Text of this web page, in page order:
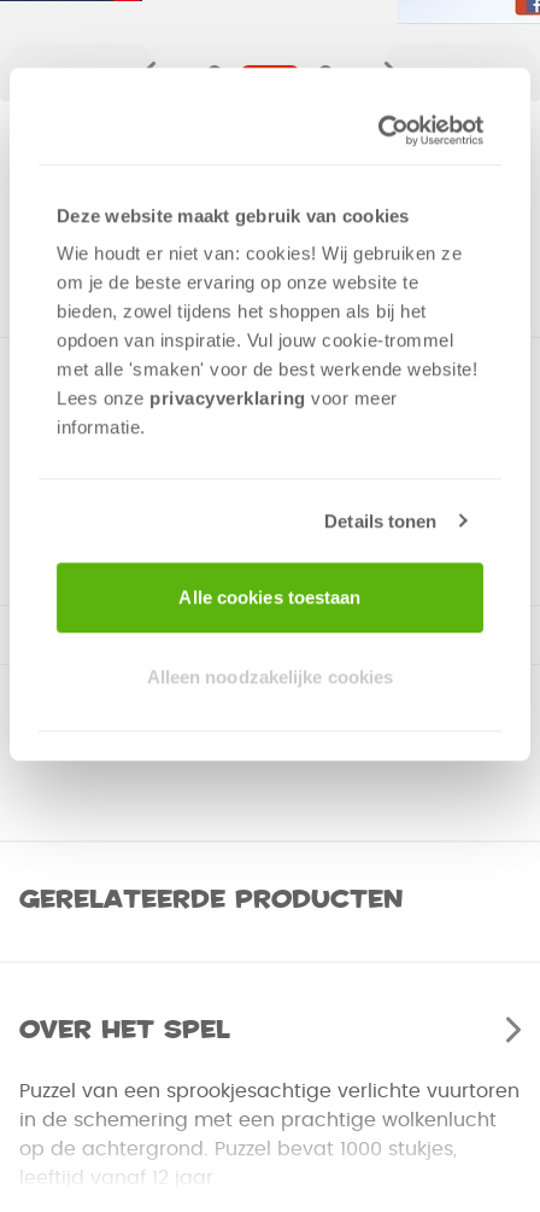
Deze website maakt gebruik van cookies
Wie houdt er niet van: cookies! Wij gebruiken ze
om je de beste ervaring op onze website te
bieden, zowel tijdens het shoppen als bij het
opdoen van inspiratie. Vul jouw cookie-trommel
met alle 'smaken' voor de best werkende website​!
Lees onze privacyverklaring voor meer
informatie.
Details tonen
Alle cookies toestaan
Alleen noodzakelijke cookies
ONTVANG 170 OVERWINNINGSPUNTEN
UIT HET ASSORTIMENT
Puzzel van een sprookjesachtige verlichte vuurtoren in de
schemering met een prachtige wolkenlucht op de
achtergrond. Puzzel bevat 1000 stukjes, leeftijd vanaf 12 jaar.
Gerelateerde producten
Over het spel
Puzzel van een sprookjesachtige verlichte vuurtoren
in de schemering met een prachtige wolkenlucht
op de achtergrond. Puzzel bevat 1000 stukjes,
leeftijd vanaf 12 jaar.